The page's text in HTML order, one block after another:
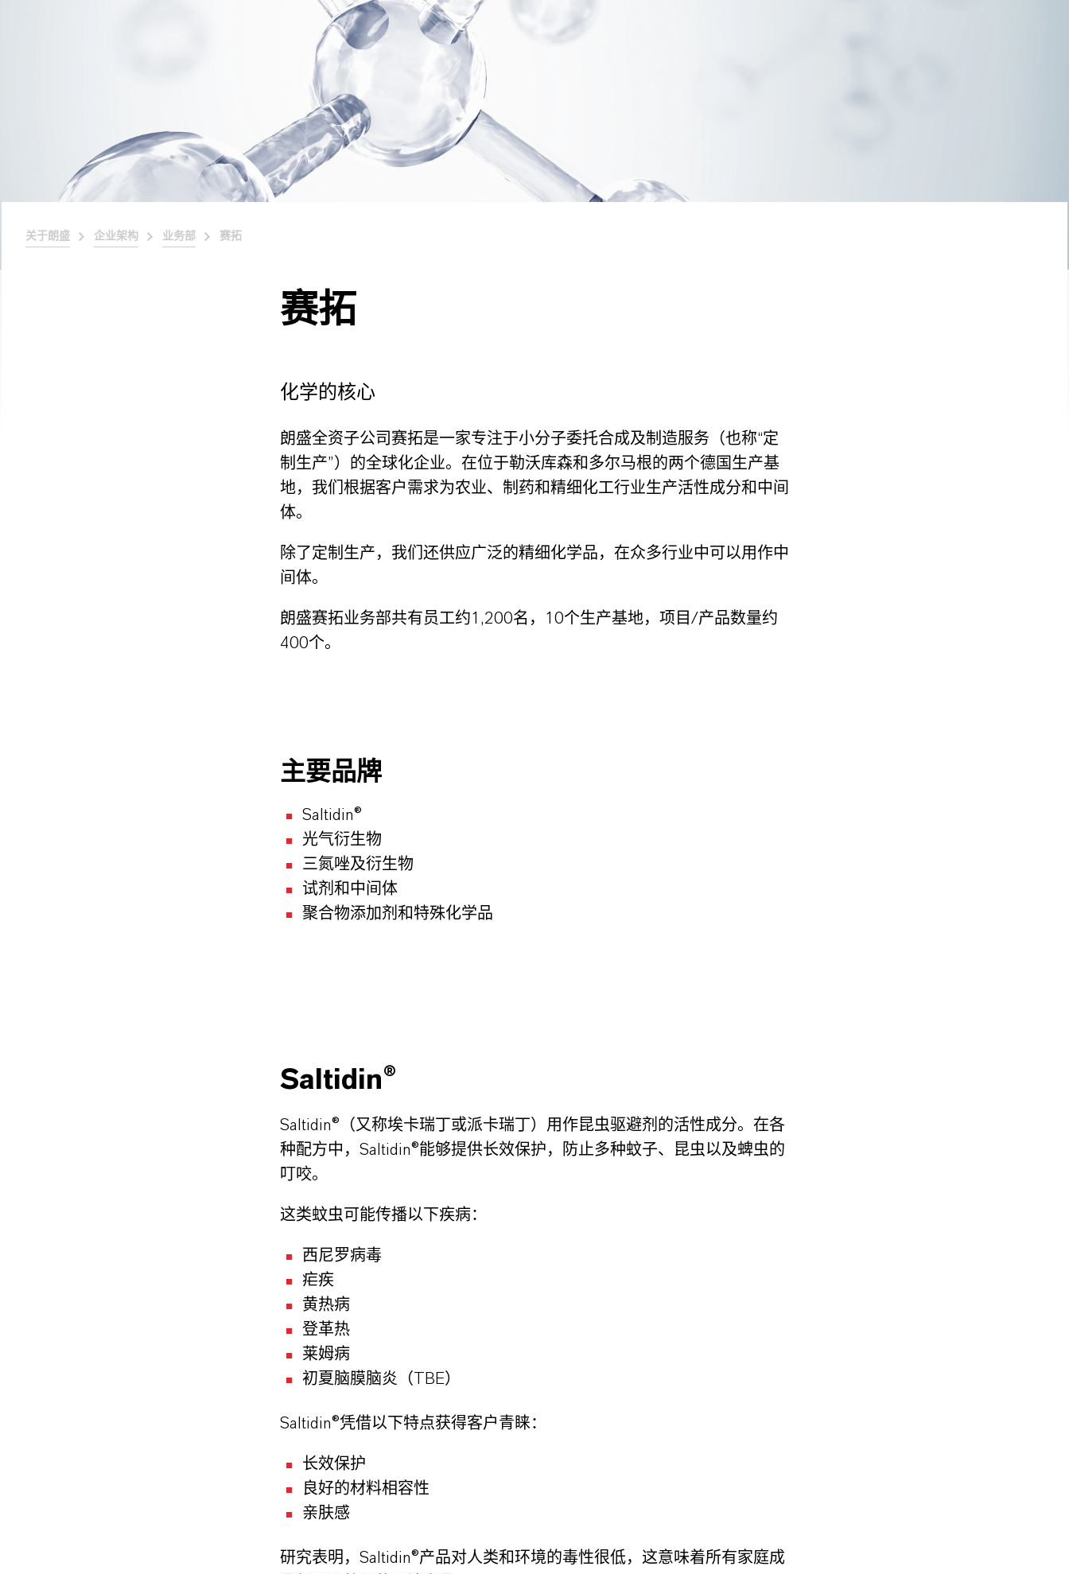
关于朗盛 企业架构 业务部 赛拓
赛拓
化学的核心
朗盛全资子公司赛拓是一家专注于小分子委托合成及制造服务（也称“定
制生产”）的全球化企业。在位于勒沃库森和多尔马根的两个德国生产基
地，我们根据客户需求为农业、制药和精细化工行业生产活性成分和中间
体。
除了定制生产，我们还供应广泛的精细化学品，在众多行业中可以用作中
间体。
朗盛赛拓业务部共有员工约1,200名，10个生产基地，项目/产品数量约
400个。
主要品牌
Saltidin®
光气衍生物
三氮唑及衍生物
试剂和中间体
聚合物添加剂和特殊化学品
Saltidin®
Saltidin®（又称埃卡瑞丁或派卡瑞丁）用作昆虫驱避剂的活性成分。在各
种配方中，Saltidin®能够提供长效保护，防止多种蚊子、昆虫以及蜱虫的
叮咬。
这类蚊虫可能传播以下疾病：
西尼罗病毒
疟疾
黄热病
登革热
莱姆病
初夏脑膜脑炎（TBE）
Saltidin®凭借以下特点获得客户青睐：
长效保护
良好的材料相容性
亲肤感
研究表明，Saltidin®产品对人类和环境的毒性很低，这意味着所有家庭成